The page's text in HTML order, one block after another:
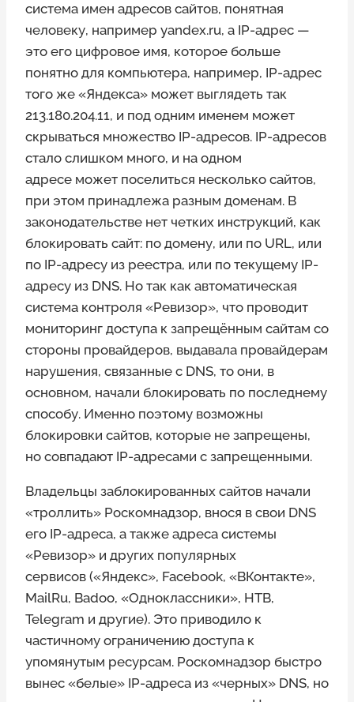
система имен адресов сайтов, понятная
человеку, например yandex.ru, а IP-адрес —
это его цифровое имя, которое больше
понятно для компьютера, например, IP-адрес
того же «Яндекса» может выглядеть так
213.180.204.11, и под одним именем может
скрываться множество IP-адресов. IP-адресов
стало слишком много, и на одном
адресе может поселиться несколько сайтов,
при этом принадлежа разным доменам. В
законодательстве нет четких инструкций, как
блокировать сайт: по домену, или по URL, или
по IP-адресу из реестра, или по текущему IP-
адресу из DNS. Но так как автоматическая
система контроля «Ревизор», что проводит
мониторинг доступа к запрещённым сайтам со
стороны провайдеров, выдавала провайдерам
нарушения, связанные с DNS, то они, в
основном, начали блокировать по последнему
способу. Именно поэтому возможны
блокировки сайтов, которые не запрещены,
но совпадают IP-адресами с запрещенными.
Владельцы заблокированных сайтов начали
«троллить» Роскомнадзор, внося в свои DNS
его IP-адреса, а также адреса системы
«Ревизор» и других популярных
сервисов («Яндекс», Facebook, «ВКонтакте»,
MailRu, Badoo, «Одноклассники», НТВ,
Telegram и другие). Это приводило к
частичному ограничению доступа к
упомянутым ресурсам. Роскомнадзор быстро
вынес «белые» IP-адреса из «черных» DNS, но